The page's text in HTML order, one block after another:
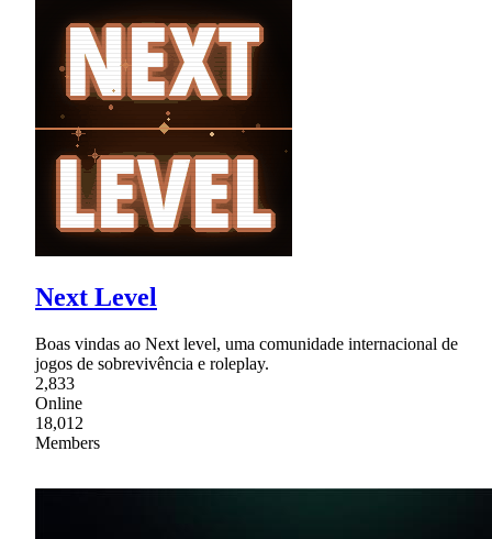
Next Level
Boas vindas ao Next level, uma comunidade internacional de
jogos de sobrevivência e roleplay.
2,833
Online
18,012
Members